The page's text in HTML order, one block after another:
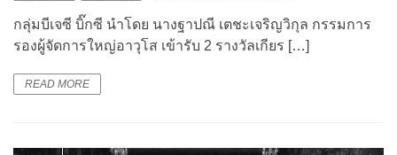
กลุ่มบีเจซี บิ๊กซี นำโดย นางฐาปณี เตชะเจริญวิกุล กรรมการ
รองผู้จัดการใหญ่อาวุโส เข้ารับ 2 รางวัลเกียร […]
READ MORE